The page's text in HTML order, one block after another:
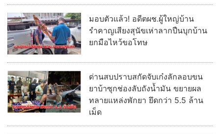
มอบตัวแล้ว! อดีตผช.ผู้ใหญ่บ้าน
รำคาญเสียงสุนัขเห่าลากปืนบุกบ้าน
ยกมือไหว้ขอโทษ
ด่านสบปราบสกัดจับเก๋งลักลอบขน
ยาบ้าซุกช่องลับถังน้ำมัน ขยายผล
ทลายแหล่งพักยา ยึดกว่า 5.5 ล้าน
เม็ด